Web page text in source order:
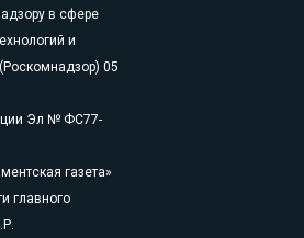
в сфере
и
05
Эл № ФС77-
газета»
главного